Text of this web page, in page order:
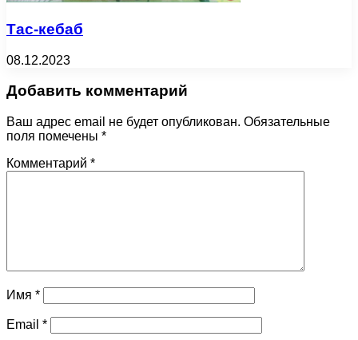
Тас-кебаб
08.12.2023
Добавить комментарий
Ваш адрес email не будет опубликован. Обязательные
поля помечены *
Комментарий *
Имя *
Email *